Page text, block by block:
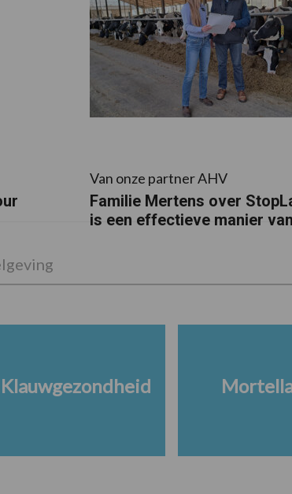
Van onze partner AHV
Familie Mertens over
is een effectieve manier
Klauwgezondheid